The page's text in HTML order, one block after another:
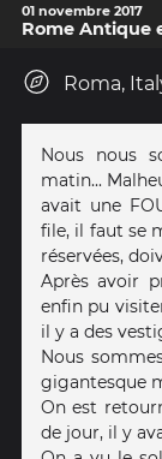
01 novembre 2017
Rome Antique
Roma,
Nous nous
matin...
avait une
file, il faut se
réservées,
Après avoir
enfin pu
il y a des
Nous
gigantesque
On est
de jour, il y